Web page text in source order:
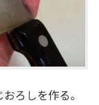
ろしを作る。